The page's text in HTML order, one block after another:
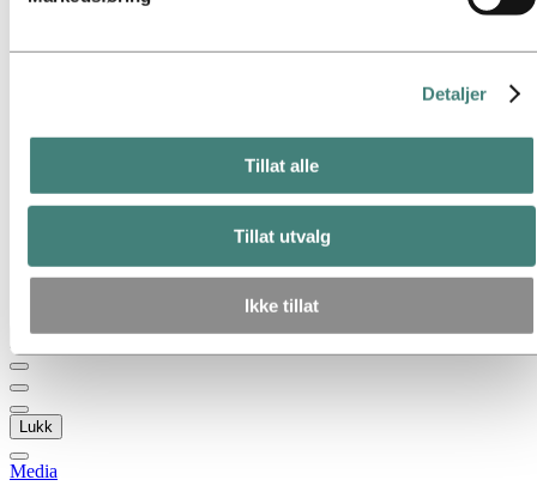
Detaljer
Tillat alle
Tillat utvalg
Ikke tillat
Hydro i Norge
Vår strategi
Hydro-lokasjoner i Norge
Organisasjon
Eierstyring og selskapsledelse
Sponsoravtaler
Tilbake til hovedmenyen
Lukk
Media